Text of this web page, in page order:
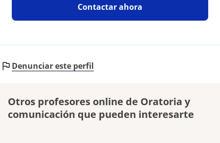
Contactar ahora
Denunciar este perfil
Otros profesores online de Oratoria y
comunicación que pueden interesarte